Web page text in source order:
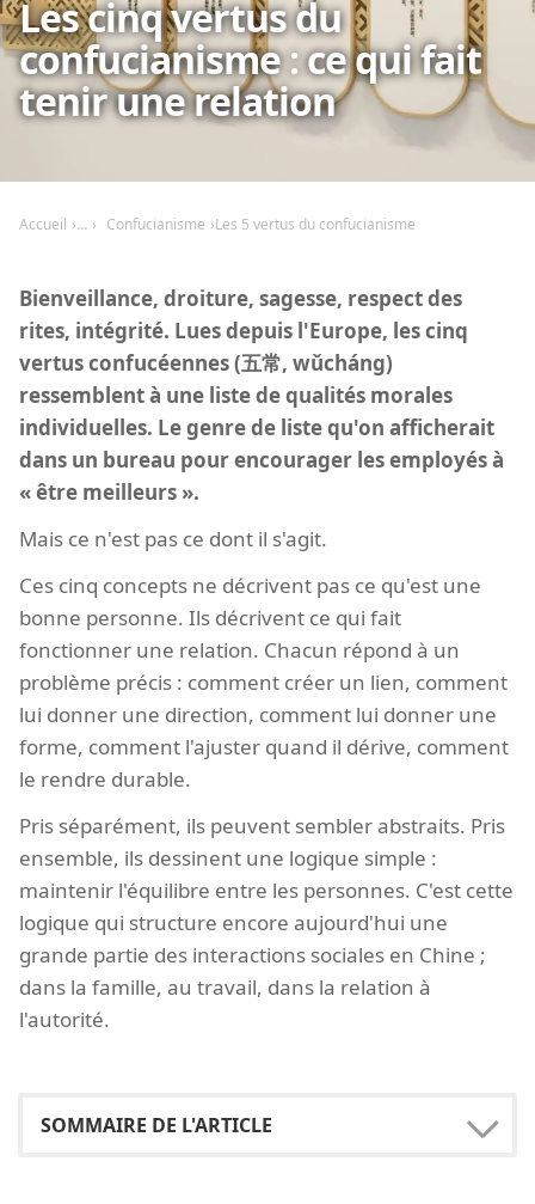
Les cinq vertus du
confucianisme : ce qui fait
tenir une relation
Accueil Confucianisme Les 5 vertus du confucianisme
Bienveillance, droiture, sagesse, respect des
rites, intégrité. Lues depuis l'Europe, les cinq
vertus confucéennes (五常, wǔcháng)
ressemblent à une liste de qualités morales
individuelles. Le genre de liste qu'on afficherait
dans un bureau pour encourager les employés à
« être meilleurs ».
Mais ce n'est pas ce dont il s'agit.
Ces cinq concepts ne décrivent pas ce qu'est une
bonne personne. Ils décrivent ce qui fait
fonctionner une relation. Chacun répond à un
problème précis : comment créer un lien, comment
lui donner une direction, comment lui donner une
forme, comment l'ajuster quand il dérive, comment
le rendre durable.
Pris séparément, ils peuvent sembler abstraits. Pris
ensemble, ils dessinent une logique simple :
maintenir l'équilibre entre les personnes. C'est cette
logique qui structure encore aujourd'hui une
grande partie des interactions sociales en Chine ;
dans la famille, au travail, dans la relation à
l'autorité.